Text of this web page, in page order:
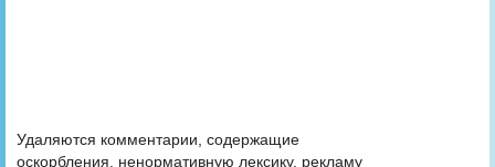
Удаляются комментарии, содержащие
оскорбления, ненормативную лексику, рекламу